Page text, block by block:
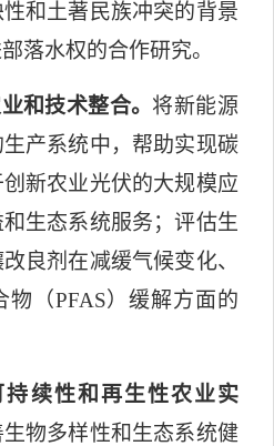
和土著民族冲突的背景
落水权的合作研究。
和技术整合。 将新能源
产系统中，帮助实现碳
新农业光伏的大规模应
生态系统服务；评估生
良剂在减缓气候变化、
物（PFAS）缓解方面的
续性和再生性农业实
物多样性和生态系统健